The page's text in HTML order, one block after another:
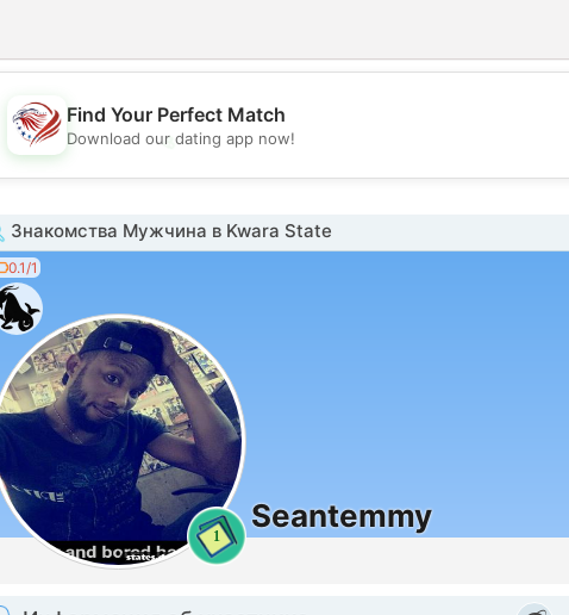
💖
Find Your Perfect Match
Download our dating app now!
Знакомства Мужчина в Kwara State
0.1/1
1
Seantemmy